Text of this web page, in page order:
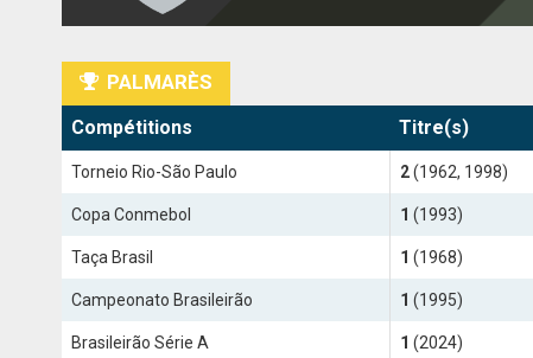
PALMARÈS
Compétitions Titre(s)
Torneio Rio-São Paulo 2(1962, 1998)
Copa Conmebol 1 (1993)
Taça Brasil 1 (1968)
Campeonato Brasileirão 1 (1995)
Brasileirão Série A 1 (2024)